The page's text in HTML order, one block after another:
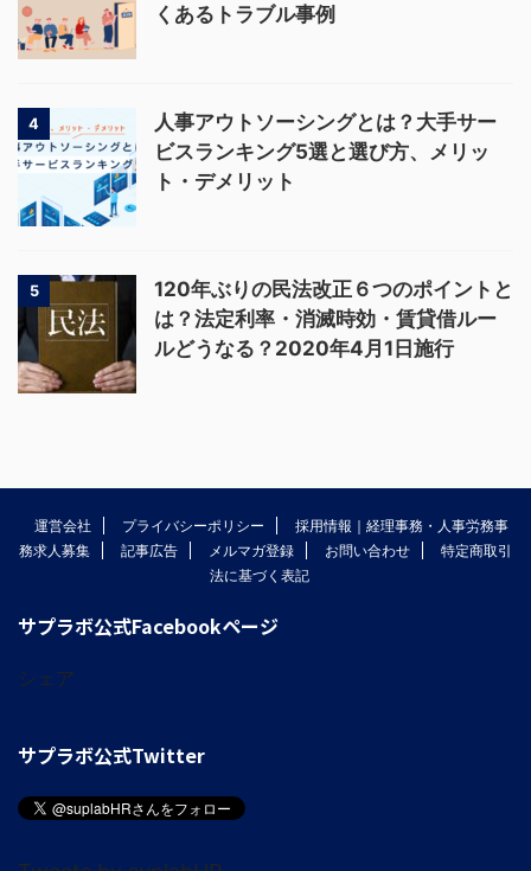
くあるトラブル事例
4
人事アウトソーシングとは？大手サー
ビスランキング5選と選び方、メリッ
ト・デメリット
5
120年ぶりの民法改正６つのポイントと
は？法定利率・消滅時効・賃貸借ルー
ルどうなる？2020年4月1日施行
運営会社 プライバシーポリシー
採用情報｜経理事務・人事労務事
務求人募集
記事広告 メルマガ登録 お問い合わせ
特定商取引
法に基づく表記
サプラボ公式Facebookページ
シェア
サプラボ公式Twitter